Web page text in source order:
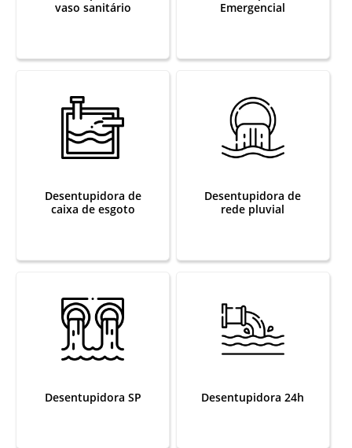
vaso sanitário
Emergencial
Desentupidora de
caixa de esgoto
Desentupidora de
rede pluvial
Desentupidora SP Desentupidora 24h